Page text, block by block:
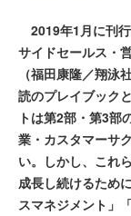
2019年1月に刊
サイドセールス・
（福田康隆／翔
読のプレイブック
トは第2部・第3部
業・カスタマーサ
い。しかし、これ
成長し続けるため
スマネジメント」